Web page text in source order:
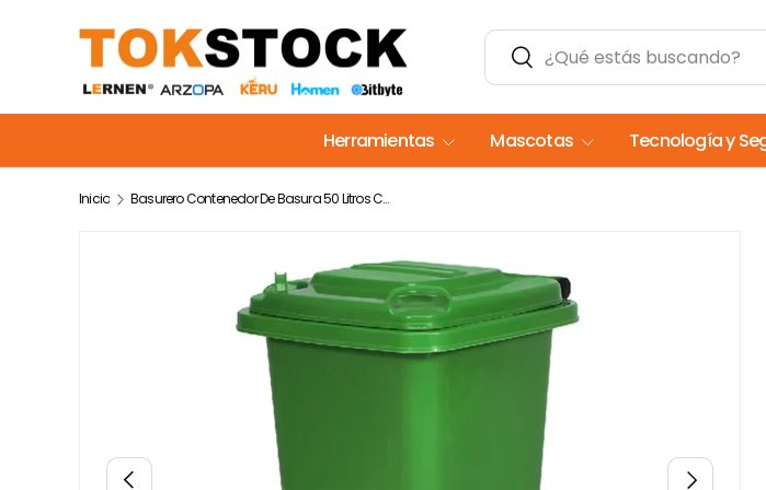
Ir al contenido Buscar
Buscar
Herramientas Mascotas Tecnología y
Inicio Basurero Contenedor De Basura 50 Litros Con Ruedas - Colores
Anterior Siguiente